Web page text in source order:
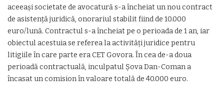
aceeași societate de avocatură s-a încheiat un nou contract
de asistență juridică, onorariul stabilit fiind de 10.000
euro/lună. Contractul s-a încheiat pe o perioada de 1 an, iar
obiectul acestuia se referea la activități juridice pentru
litigiile în care parte era CET Govora. În cea de-a doua
perioadă contractuală, inculpatul Șova Dan-Coman a
încasat un comision în valoare totală de 40.000 euro.